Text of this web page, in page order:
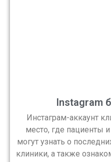
Instagram
Инстаграм-аккаунт
место, где пациенты
могут узнать о
клиники, а также